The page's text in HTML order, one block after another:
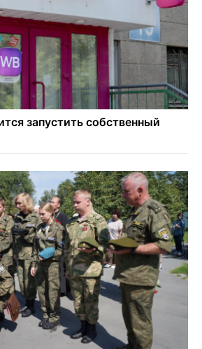
начал ремонт входа на